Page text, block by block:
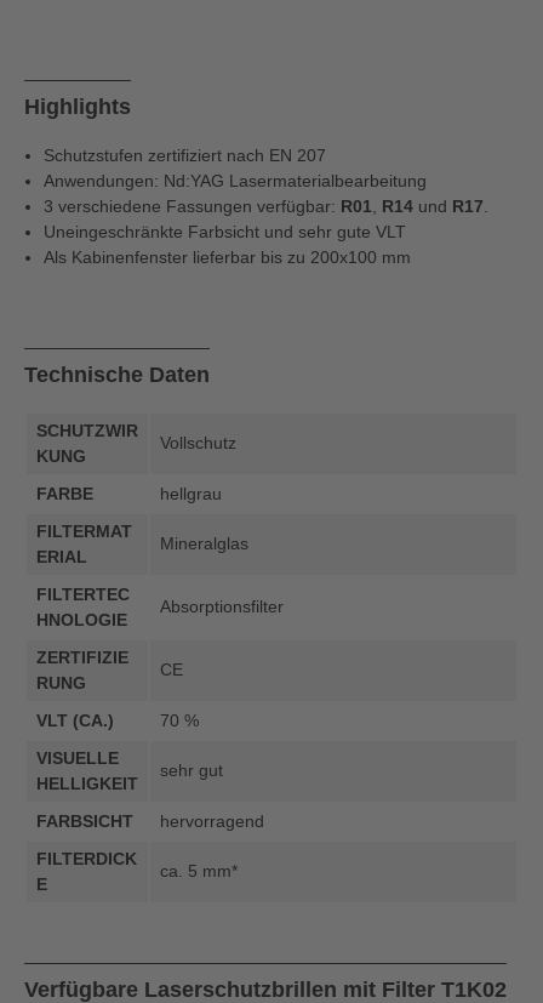
Highlights
Schutzstufen zertifiziert nach EN 207
Anwendungen: Nd:YAG Lasermaterialbearbeitung
3 verschiedene Fassungen verfügbar: R01 R14 und R17
Uneingeschränkte Farbsicht und sehr gute VLT
Als Kabinenfenster lieferbar bis zu 200x100 mm
Technische Daten
SCHUTZWIR
KUNG
Vollschutz
FARBE
hellgrau
FILTERMAT
ERIAL
Mineralglas
FILTERTEC
HNOLOGIE
Absorptionsfilter
ZERTIFIZIE
RUNG
CE
VLT (CA.)
70 %
VISUELLE
HELLIGKEIT
sehr gut
FARBSICHT
hervorragend
FILTERDICK
E
ca. 5 mm*
Verfügbare Laserschutzbrillen mit Filter T1K02